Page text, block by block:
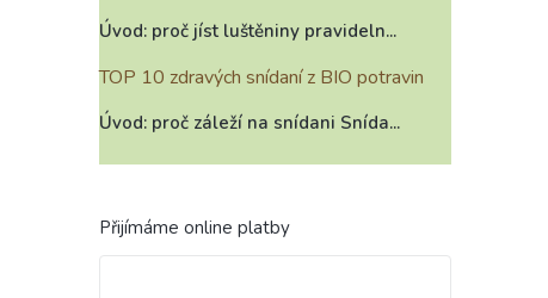
Úvod: proč jíst luštěniny pravideln...
TOP 10 zdravých snídaní z BIO potravin
Úvod: proč záleží na snídani Snída...
Přijímáme online platby